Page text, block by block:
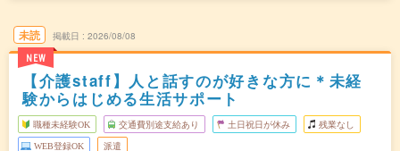
未読
NEW
掲載日 2026/08/08
【介護staff】人と話すのが好きな方に＊未経
験からはじめる生活サポート
職種未経験OK 交通費別途支給あり 土日祝日が休み 残業なし
WEB登録OK 派遣